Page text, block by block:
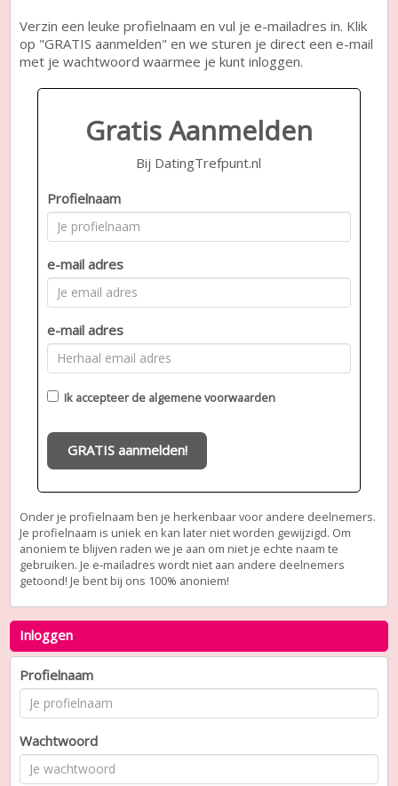
Verzin een leuke profielnaam en vul je e-mailadres in. Klik
op "GRATIS aanmelden" en we sturen je direct een e-mail
met je wachtwoord waarmee je kunt inloggen.
Gratis Aanmelden
Bij DatingTrefpunt.nl
Profielnaam
e-mail adres
e-mail adres
Ik accepteer de algemene voorwaarden
GRATIS aanmelden!
Onder je profielnaam ben je herkenbaar voor andere deelnemers.
Je profielnaam is uniek en kan later niet worden gewijzigd. Om
anoniem te blijven raden we je aan om niet je echte naam te
gebruiken. Je e-mailadres wordt niet aan andere deelnemers
getoond! Je bent bij ons 100% anoniem!
Inloggen
Profielnaam
Wachtwoord